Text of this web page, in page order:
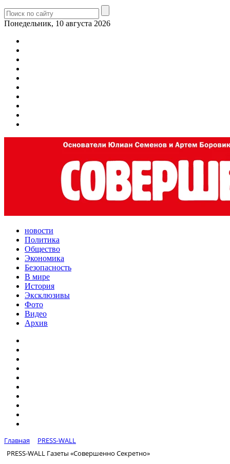
Понедельник, 10 августа 2026
новости
Политика
Общество
Экономика
Безопасность
В мире
История
Эксклюзивы
Фото
Видео
Архив
Главная
PRESS-WALL
PRESS-WALL Газеты «Совершенно Секретно»